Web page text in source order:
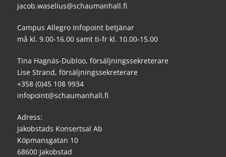
jacob.waselius@schaumanhall.fi
Campus Allegro Infopoint betjänar
må kl. 9.00-16.00 samt ti-fr kl. 10.00-15.00
Tina Hagnäs-Dubloo, försäljningssekreterare
Lise Strand, försäljningssekreterare
+358 (0)45 108 9934
infopoint@schaumanhall.fi
Adress:
Jakobstads Konsertsal Ab
Köpmansgatan 10
68600 Jakobstad